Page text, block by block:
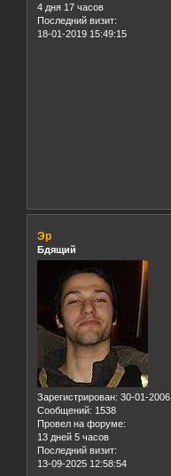
4 дня 17 часов
Последний визит:
18-01-2019 15:49:15
Эр
Бдящий
Зарегистрирован: 30-01-2006
Сообщений: 1538
Провел на форуме:
13 дней 5 часов
Последний визит:
13-09-2025 12:58:54